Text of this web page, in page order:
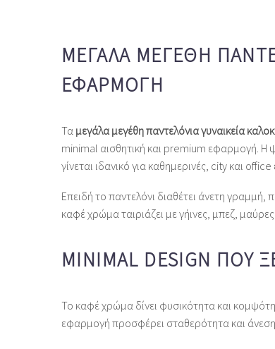
ΜΕΓΆΛΑ ΜΕΓΈΘΗ
ΕΦΑΡΜΟΓΉ
Τα μεγάλα μεγέθη παντελόνια γυναικεία
minimal αισθητική και premium εφαρμογή. Η
γίνεται ιδανικό για καθημερινές, city και office
Επειδή το παντελόνι διαθέτει άνετη
καφέ χρώμα ταιριάζει με γήινες, μπεζ,
MINIMAL DESIGN ΠΟΥ
Το καφέ χρώμα δίνει φυσικότητα και
εφαρμογή προσφέρει σταθερότητα και